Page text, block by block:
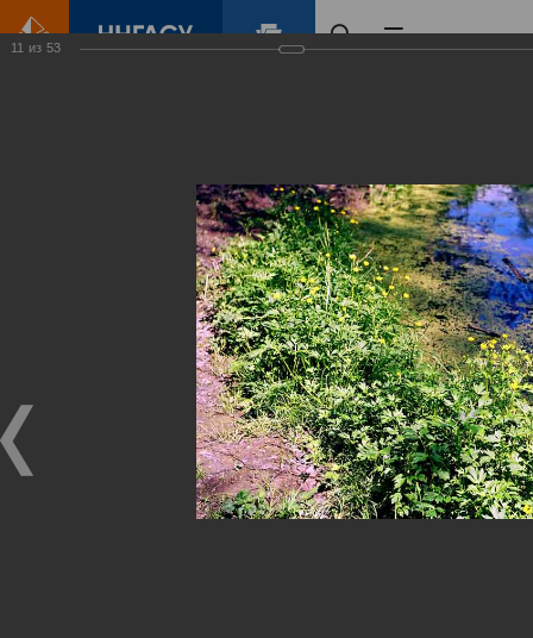
Виртуальные
выставки
(фотоальбомы)
11 из 53